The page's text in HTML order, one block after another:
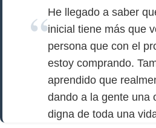
He llegado a saber
inicial tiene más que
persona que con el
estoy comprando.
aprendido que
dando a la gente una
digna de toda una